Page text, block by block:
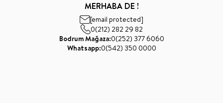
MERHABA DE !
[email protected]
0(212) 282 29 82
Bodrum Mağaza:0(252) 377 6060
Whatsapp:0(542) 350 0000